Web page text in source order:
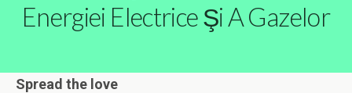
Energiei Electrice Şi A Gazelor
Spread the love